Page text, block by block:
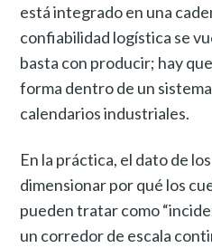
está integrado en una
confiabilidad logística se
basta con producir; hay
forma dentro de un
calendarios industriales.
En la práctica, el dato de
dimensionar por qué los
pueden tratar como
un corredor de escala